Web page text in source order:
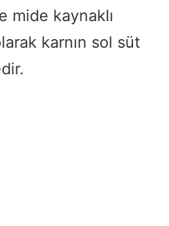
mide kaynaklı
karnın sol süt